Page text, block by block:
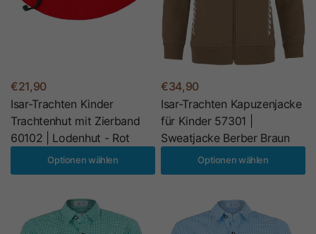
€21,90
Isar-Trachten Kinder
Trachtenhut mit Zierband
60102 | Lodenhut - Rot
Optionen wählen
€34,90
Isar-Trachten Kapuzenjacke
für Kinder 57301 |
Sweatjacke Berber Braun
Optionen wählen